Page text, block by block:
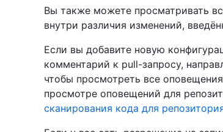
Вы также можете просматривать
внутри различия изменений,
Если вы добавите новую
комментарий к pull-запросу,
чтобы просмотреть все
просмотре оповещений для
сканирования кода для